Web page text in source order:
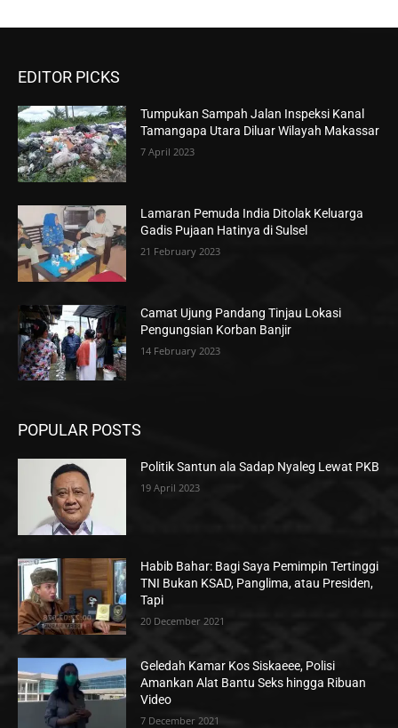
EDITOR PICKS
Tumpukan Sampah Jalan Inspeksi Kanal
Tamangapa Utara Diluar Wilayah Makassar
7 April 2023
Lamaran Pemuda India Ditolak Keluarga
Gadis Pujaan Hatinya di Sulsel
21 February 2023
Camat Ujung Pandang Tinjau Lokasi
Pengungsian Korban Banjir
14 February 2023
POPULAR POSTS
Politik Santun ala Sadap Nyaleg Lewat PKB
19 April 2023
Habib Bahar: Bagi Saya Pemimpin Tertinggi
TNI Bukan KSAD, Panglima, atau Presiden,
Tapi
20 December 2021
Geledah Kamar Kos Siskaeee, Polisi
Amankan Alat Bantu Seks hingga Ribuan
Video
7 December 2021